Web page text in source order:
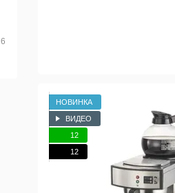
НОВИНКА
ВИДЕО
12
12
6